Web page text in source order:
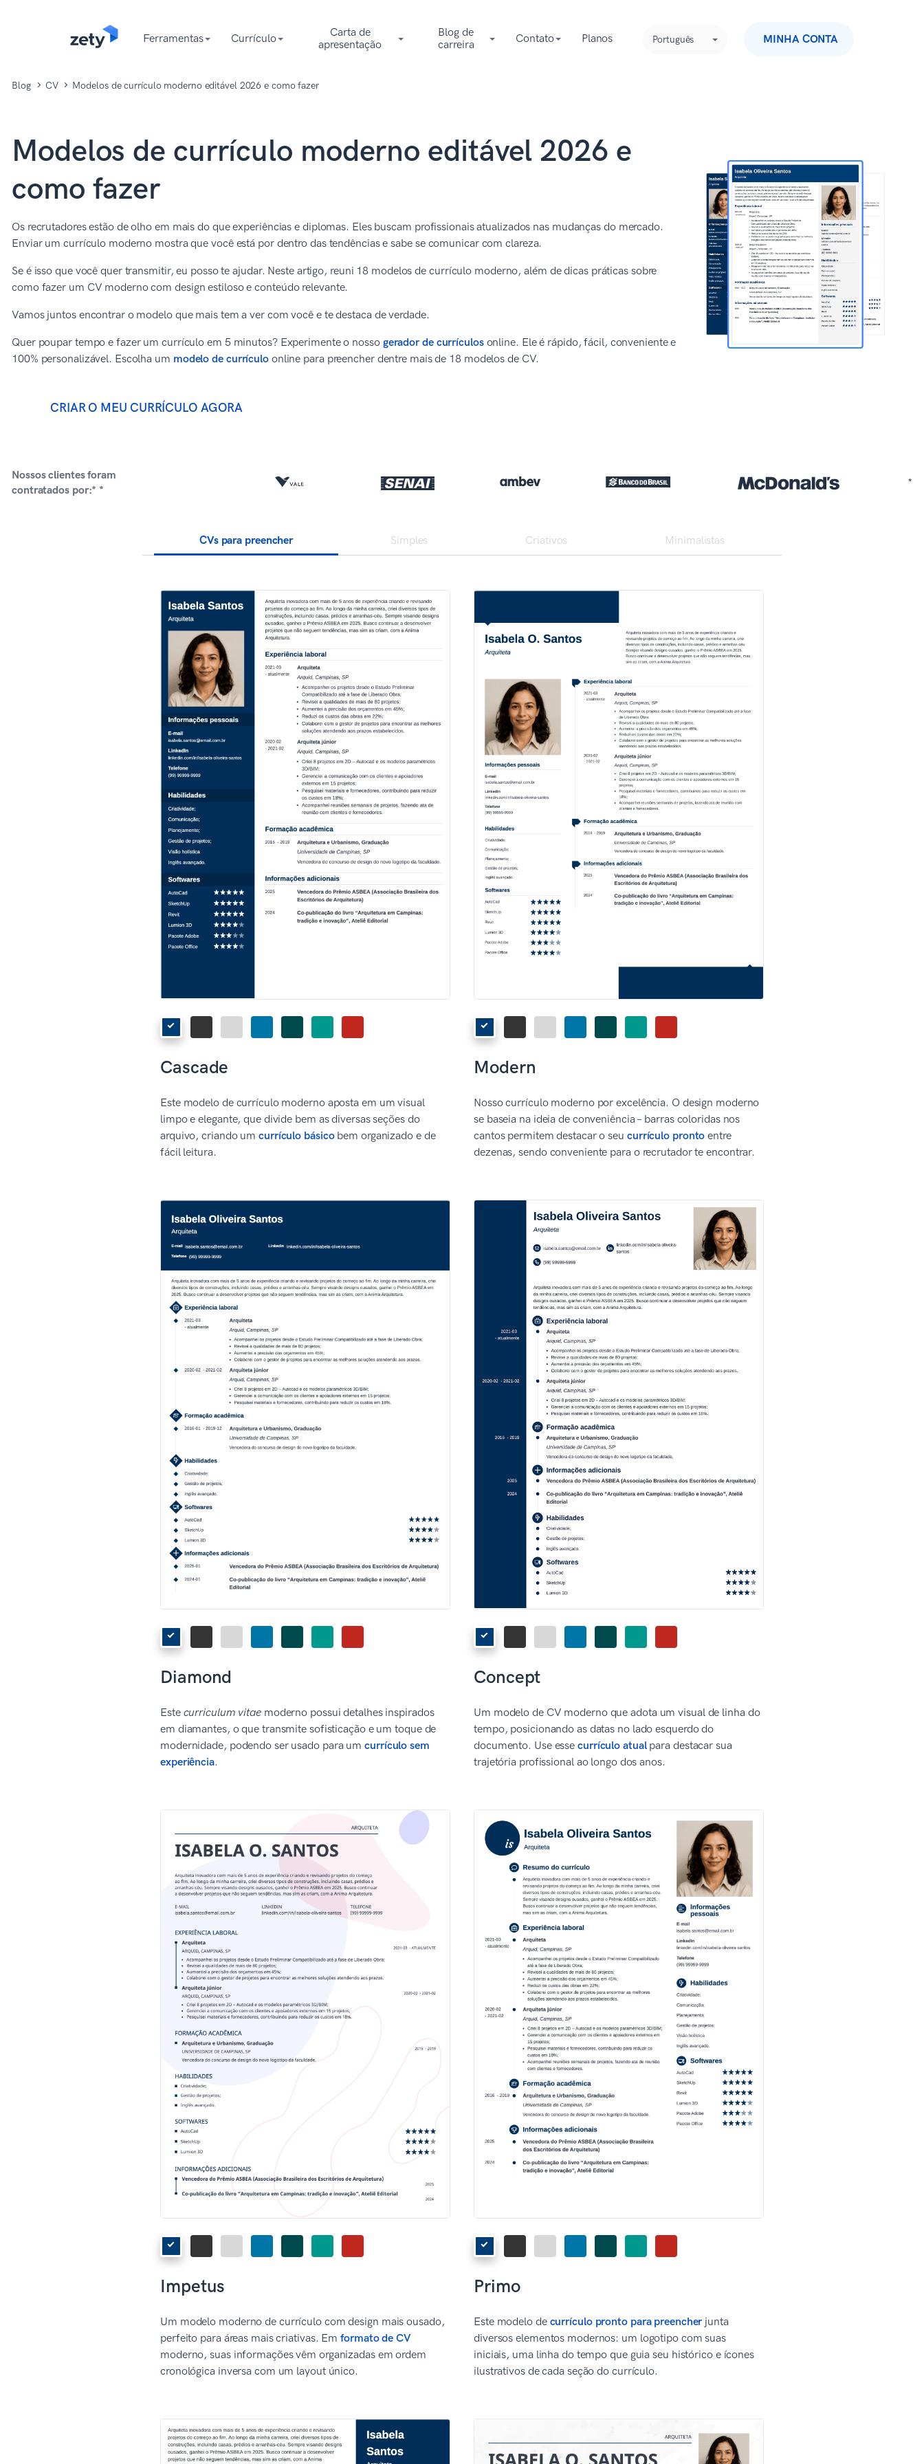
Ferramentas Currículo
Carta de
apresentação
Blog de
carreira
Contato Planos Português MINHA CONTA
Blog CV Modelos de currículo moderno editável 2026 e como fazer
Modelos de currículo moderno editável 2026 e
como fazer
Os recrutadores estão de olho em mais do que experiências e diplomas. Eles buscam profissionais atualizados nas mudanças do mercado.
Enviar um currículo moderno mostra que você está por dentro das tendências e sabe se comunicar com clareza.
Se é isso que você quer transmitir, eu posso te ajudar. Neste artigo, reuni 18 modelos de currículo moderno, além de dicas práticas sobre
como fazer um CV moderno com design estiloso e conteúdo relevante.
Vamos juntos encontrar o modelo que mais tem a ver com você e te destaca de verdade.
Quer poupar tempo e fazer um currículo em 5 minutos? Experimente o nosso gerador de currículosonline. Ele é rápido, fácil, conveniente e
100% personalizável. Escolha um modelo de currículoonline para preencher dentre mais de 18 modelos de CV.
CRIAR O MEU CURRÍCULO AGORA
Nossos clientes foram
contratados por:* *
*
CVs para preencher Simples Criativos Minimalistas
Cascade
Este modelo de currículo moderno aposta em um visual
limpo e elegante, que divide bem as diversas seções do
arquivo, criando umcurrículo básicobem organizado e de
fácil leitura.
Modern
Nosso currículo moderno por excelência. O design moderno
se baseia na ideia de conveniência – barras coloridas nos
cantos permitem destacar o seu currículo pronto entre
dezenas, sendo conveniente para o recrutador te encontrar.
Diamond
Este curriculum vitaemoderno possui detalhes inspirados
em diamantes, o que transmite sofisticação e um toque de
modernidade, podendo ser usado para umcurrículo sem
experiência.
Concept
Um modelo de CV moderno que adota um visual de linha do
tempo, posicionando as datas no lado esquerdo do
documento. Use esse currículo atualpara destacar sua
trajetória profissional ao longo dos anos.
Impetus
Um modelo moderno de currículo com design mais ousado,
perfeito para áreas mais criativas. Emformato de CV
moderno, suas informações vêm organizadas em ordem
cronológica inversa com um layout único.
Primo
Este modelo de currículo pronto para preencherjunta
diversos elementos modernos: um logotipo com suas
iniciais, uma linha do tempo que guia seu histórico e ícones
ilustrativos de cada seção do currículo.